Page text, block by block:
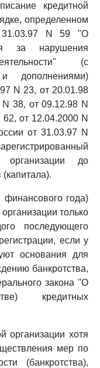
кредитной
определенном
N 59 "О
за нарушения
(с
дополнениями)
N 23, от 20.01.98
38, от 09.12.98 N
от 12.04.2000 N
от 31.03.97 N
организации до
финансового года)
только
последующего
если у
основания для
банкротства,
закона "О
кредитных
организации хотя
мер по
(банкротства),